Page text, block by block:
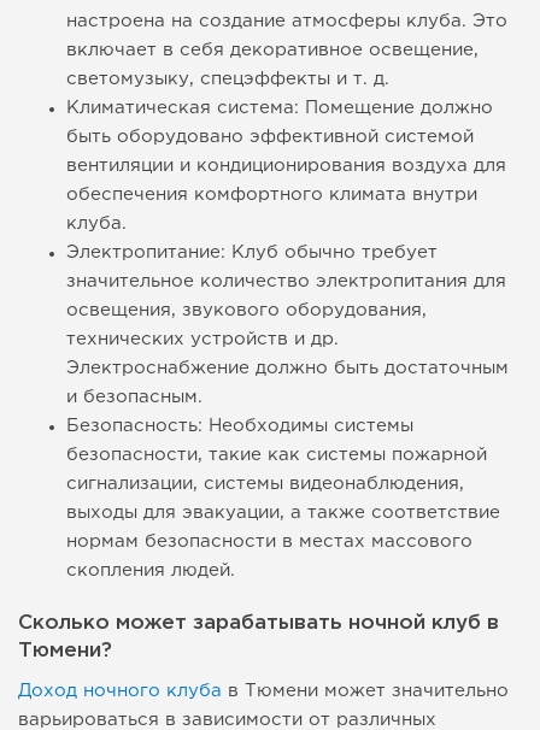
настроена на создание атмосферы клуба. Это
включает в себя декоративное освещение,
светомузыку, спецэффекты и т. д.
Климатическая система: Помещение должно
быть оборудовано эффективной системой
вентиляции и кондиционирования воздуха для
обеспечения комфортного климата внутри
клуба.
Электропитание: Клуб обычно требует
значительное количество электропитания для
освещения, звукового оборудования,
технических устройств и др.
Электроснабжение должно быть достаточным
и безопасным.
Безопасность: Необходимы системы
безопасности, такие как системы пожарной
сигнализации, системы видеонаблюдения,
выходы для эвакуации, а также соответствие
нормам безопасности в местах массового
скопления людей.
Сколько может зарабатывать ночной клуб в
Тюмени?
Доход ночного клуба в Тюмени может значительно
варьироваться в зависимости от различных